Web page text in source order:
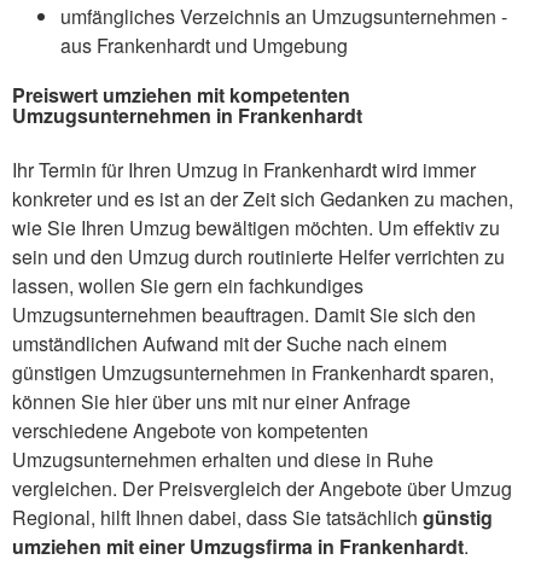
umfängliches Verzeichnis an Umzugsunternehmen -
aus Frankenhardt und Umgebung
Preiswert umziehen mit kompetenten
Umzugsunternehmen in Frankenhardt
Ihr Termin für Ihren Umzug in Frankenhardt wird immer
konkreter und es ist an der Zeit sich Gedanken zu machen,
wie Sie Ihren Umzug bewältigen möchten. Um effektiv zu
sein und den Umzug durch routinierte Helfer verrichten zu
lassen, wollen Sie gern ein fachkundiges
Umzugsunternehmen beauftragen. Damit Sie sich den
umständlichen Aufwand mit der Suche nach einem
günstigen Umzugsunternehmen in Frankenhardt sparen,
können Sie hier über uns mit nur einer Anfrage
verschiedene Angebote von kompetenten
Umzugsunternehmen erhalten und diese in Ruhe
vergleichen. Der Preisvergleich der Angebote über Umzug
Regional, hilft Ihnen dabei, dass Sie tatsächlich günstig
umziehen mit einer Umzugsfirma in Frankenhardt.